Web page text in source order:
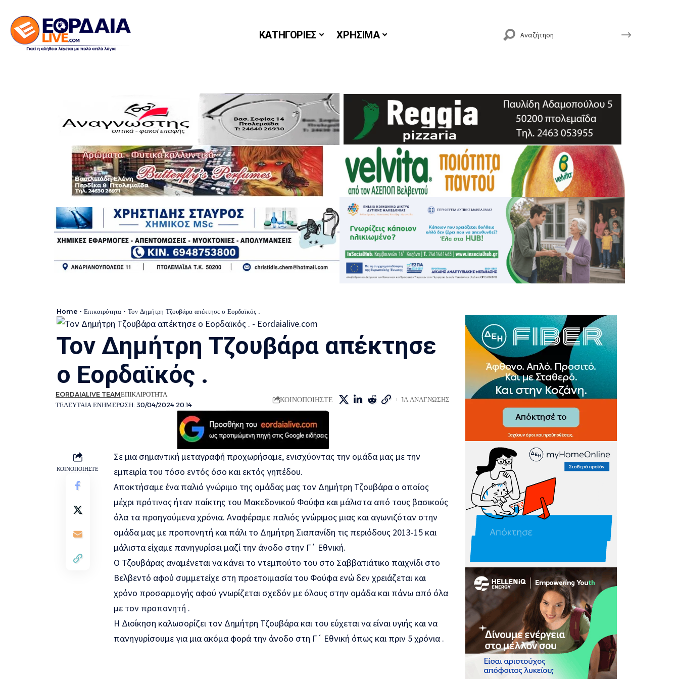
ΚΑΤΗΓΟΡΙΕΣ ΧΡΗΣΙΜΑ
Home - Επικαιρότητα - Τον Δημήτρη Τζουβάρα απέκτησε ο Εορδαϊκός .
Τον Δημήτρη Τζουβάρα απέκτησε
ο Εορδαϊκός .
ΤΕΛΕΥΤΑΙΑ ΕΝΗΜΕΡΩΣΗ: 30/04/2024 20:14
EORDAIALIVE TEAMΕΠΙΚΑΙΡΟΤΗΤΑ
ΚΟΙΝΟΠΟΙΗΣΤΕ 1Λ ΑΝΑΓΝΩΣΗΣ
ΚΟΙΝΟΠΟΙΗΣΤΕ
Σε μια σημαντική μεταγραφή προχωρήσαμε, ενισχύοντας την ομάδα μας με την
εμπειρία του τόσο εντός όσο και εκτός γηπέδου.
Αποκτήσαμε ένα παλιό γνώριμο της ομάδας μας τον Δημήτρη Τζουβάρα ο οποίος
μέχρι πρότινος ήταν παίκτης του Μακεδονικού Φούφα και μάλιστα από τους βασικούς
όλα τα προηγούμενα χρόνια. Αναφέραμε παλιός γνώριμος μιας και αγωνιζόταν στην
ομάδα μας με προπονητή και πάλι το Δημήτρη Σιαπανίδη τις περιόδους 2013-15 και
μάλιστα είχαμε πανηγυρίσει μαζί την άνοδο στην Γ΄ Εθνική.
Ο Τζουβάρας αναμένεται να κάνει το ντεμπούτο του στο Σαββατιάτικο παιχνίδι στο
Βελβεντό αφού συμμετείχε στη προετοιμασία του Φούφα ενώ δεν χρειάζεται και
χρόνο προσαρμογής αφού γνωρίζεται σχεδόν με όλους στην ομάδα και πάνω από όλα
με τον προπονητή .
Η Διοίκηση καλωσορίζει τον Δημήτρη Τζουβάρα και του εύχεται να είναι υγιής και να
πανηγυρίσουμε για μια ακόμα φορά την άνοδο στη Γ´ Εθνική όπως και πριν 5 χρόνια .